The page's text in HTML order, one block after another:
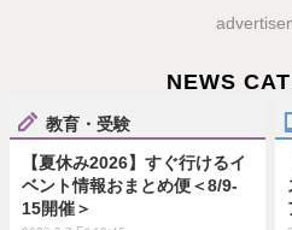
NEWS
教育・受験
【夏休み2026】すぐ行けるイ
ベント情報おまとめ便＜8/9-
15開催＞